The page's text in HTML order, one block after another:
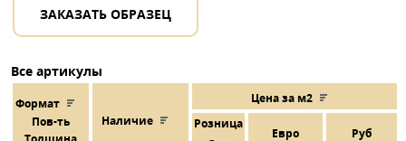
ЗАКАЗАТЬ ОБРАЗЕЦ
Все артикулы
Формат
Пов-ть
Наличие
Цена за м2
Розница
Евро Руб